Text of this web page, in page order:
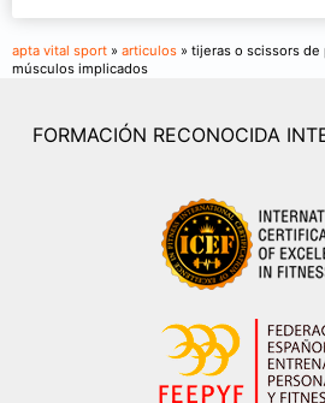
apta vital sport » articulos » tijeras o scissors
músculos implicados
FORMACIÓN RECONOCIDA